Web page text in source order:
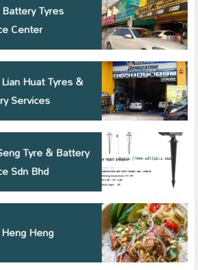
Tyres
Center
Huat Tyres &
Services
Tyre & Battery
Sdn Bhd
Heng